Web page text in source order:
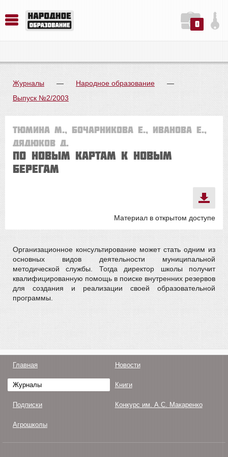
0
Журналы — Народное образование
—
Выпуск №2/2003
Тюмина М., Бочарникова Е., Иванова Е.,
Дядюков Д.
ПО НОВЫМ КАРТАМ К НОВЫМ
БЕРЕГАМ
Материал в открытом доступе
Организационное консультирование может стать одним из
основных видов деятельности муниципальной
методической службы. Тогда директор школы получит
квалифицированную помощь в поиске внутренних резервов
для создания и реализации своей образовательной
программы.
Главная Новости
Журналы Книги
Подписки Конкурс им. А.С. Макаренко
Агрошколы